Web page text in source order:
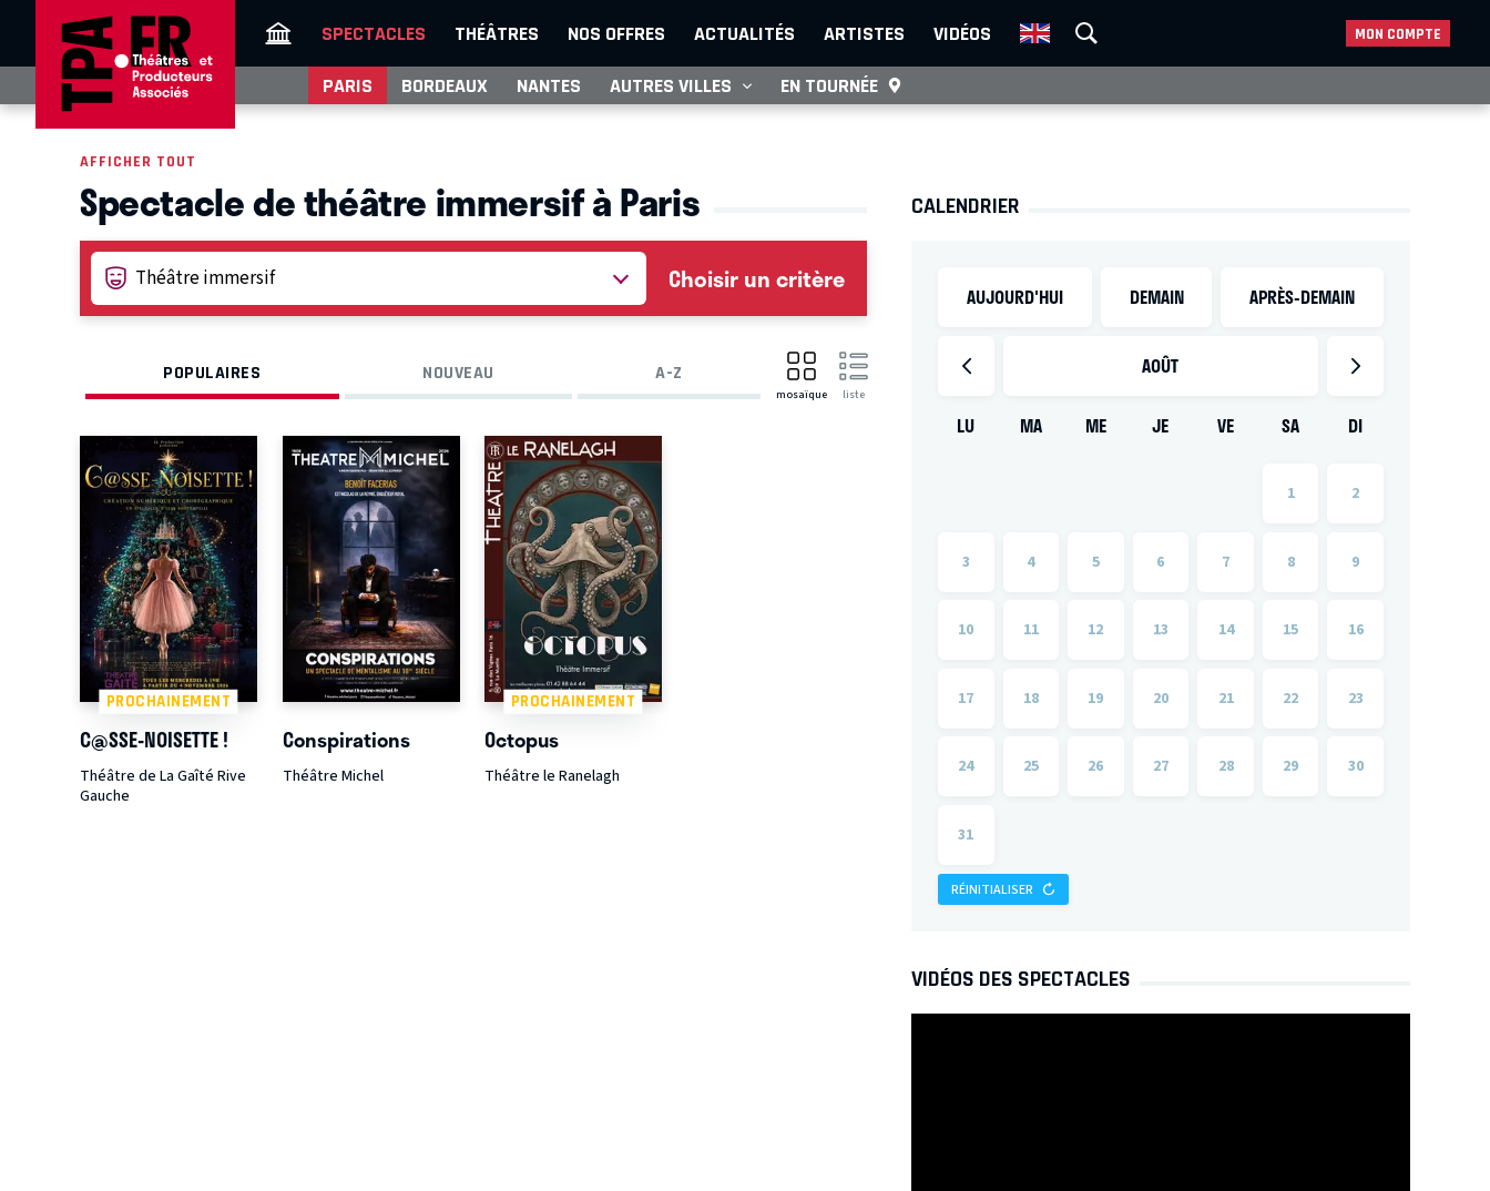
SPECTACLES THÉÂTRES NOS OFFRES ACTUALITÉS ARTISTES VIDÉOS MON COMPTE
PARIS BORDEAUX NANTES AUTRES VILLES EN TOURNÉE
AFFICHER TOUT
Spectacle de théâtre immersif à Paris
Choisir un critère
POPULAIRES NOUVEAU A-Z
mosaïque liste
PROCHAINEMENT
C@SSE-NOISETTE !
Théâtre de La Gaîté Rive
Gauche
Conspirations
Théâtre Michel
PROCHAINEMENT
Octopus
Théâtre le Ranelagh
CALENDRIER
AUJOURD'HUI DEMAIN APRÈS-DEMAIN
AOÛT
LU MA ME JE VE SA DI
1 2
3 4 5 6 7 8 9
10 11 12 13 14 15 16
17 18 19 20 21 22 23
24 25 26 27 28 29 30
31
RÉINITIALISER
VIDÉOS DES SPECTACLES